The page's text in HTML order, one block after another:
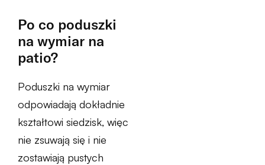
Po co poduszki
na wymiar na
patio?
Poduszki na wymiar
odpowiadają dokładnie
kształtowi siedzisk, więc
nie zsuwają się i nie
zostawiają pustych